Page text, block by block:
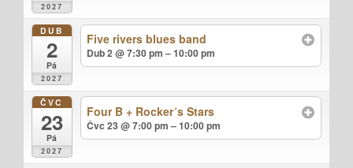
2027
DUB
2
Pá
2027
Five rivers blues band
Dub 2 @ 7:30 pm – 10:00 pm
ČVC
23
Pá
2027
Four B + Rocker´s Stars
Čvc 23 @ 7:00 pm – 10:00 pm